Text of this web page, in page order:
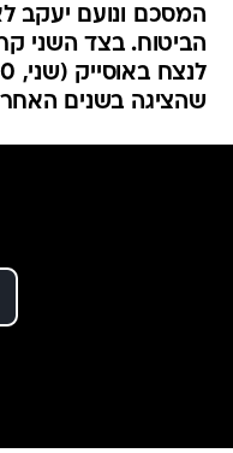
המסכם ונועם יעקב
הביטוח. בצד השני
שהציגה בשנים